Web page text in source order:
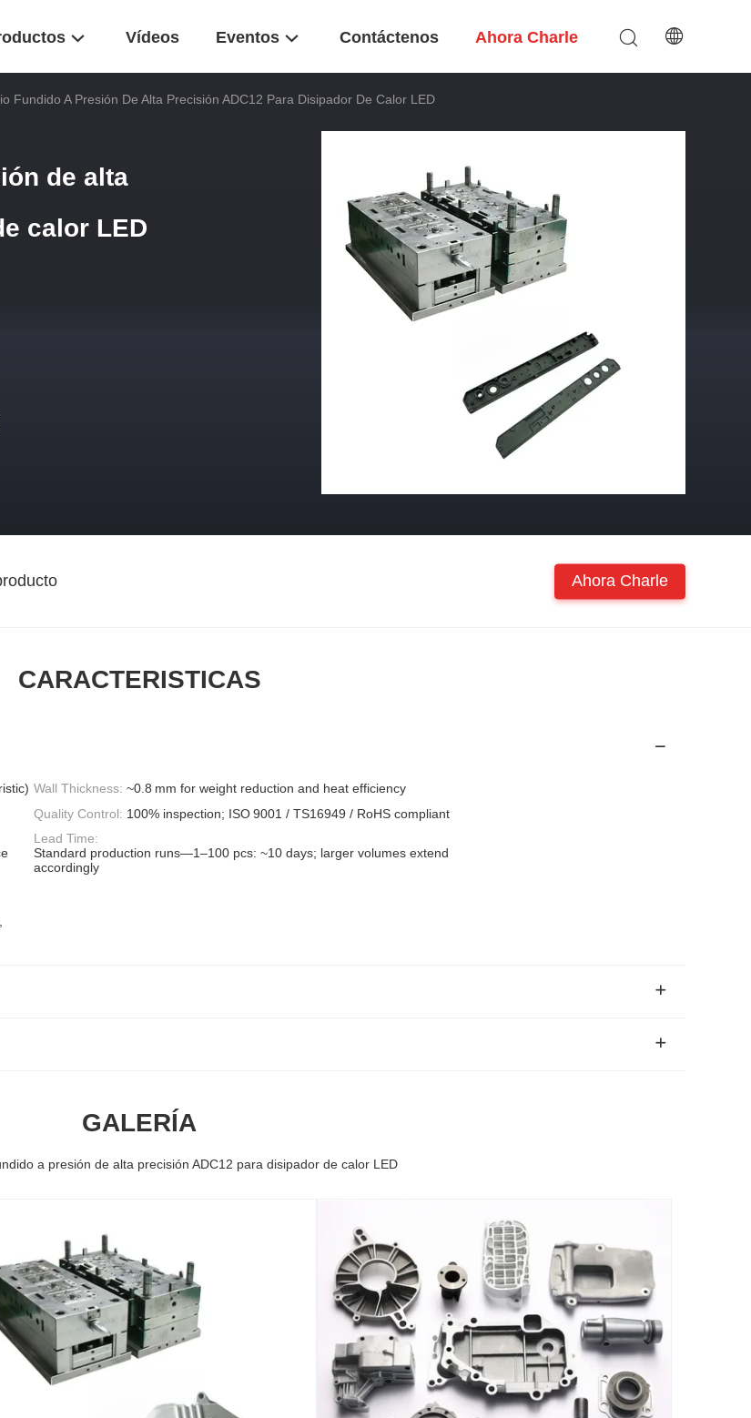
Vídeos Eventos Contáctenos Ahora Charle
Fundido A Presión De Alta Precisión ADC12 Para Disipador De Calor LED
de alta
calor LED
Ahora Charle
CARACTERISTICAS
Wall Thickness: ~0.8 mm for weight reduction and heat efficiency
Quality Control: 100% inspection; ISO 9001 / TS16949 / RoHS compliant
Lead Time:
Standard production runs—1–100 pcs: ~10 days; larger volumes extend
accordingly
GALERÍA
a presión de alta precisión ADC12 para disipador de calor LED